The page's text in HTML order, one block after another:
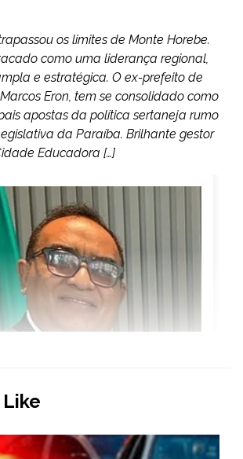
os limites de Monte Horebe.
como uma liderança regional,
e estratégica. O ex-prefeito de
Eron, tem se consolidado como
apostas da política sertaneja rumo
da Paraíba. Brilhante gestor
Educadora […]